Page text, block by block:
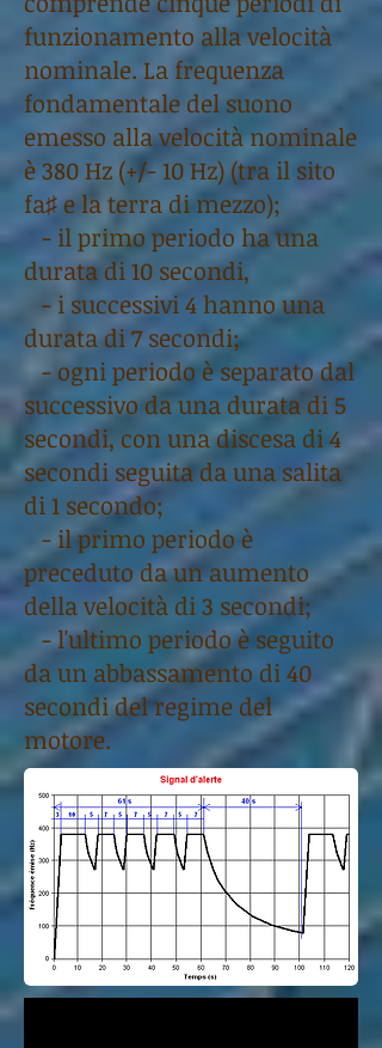
funzionamento alla velocità
nominale. La frequenza
fondamentale del suono
emesso alla velocità nominale
è 380 Hz (+/- 10 Hz) (tra il sito
fa♯ e la terra di mezzo);
- il primo periodo ha una
durata di 10 secondi,
- i successivi 4 hanno una
durata di 7 secondi;
- ogni periodo è separato dal
successivo da una durata di 5
secondi, con una discesa di 4
secondi seguita da una salita
di 1 secondo;
- il primo periodo è
preceduto da un aumento
della velocità di 3 secondi;
- l'ultimo periodo è seguito
da un abbassamento di 40
secondi del regime del
motore.